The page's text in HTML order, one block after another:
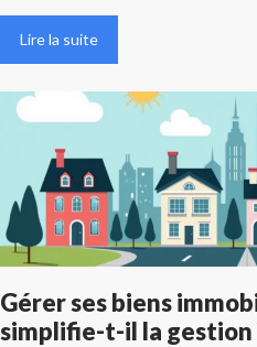
Lire la suite
Gérer ses biens
simplifie-t-il la gestion